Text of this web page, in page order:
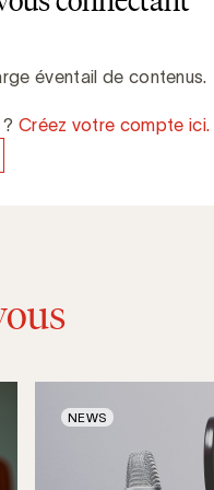
éventail de contenus.
Créez votre compte ici.
NEWS